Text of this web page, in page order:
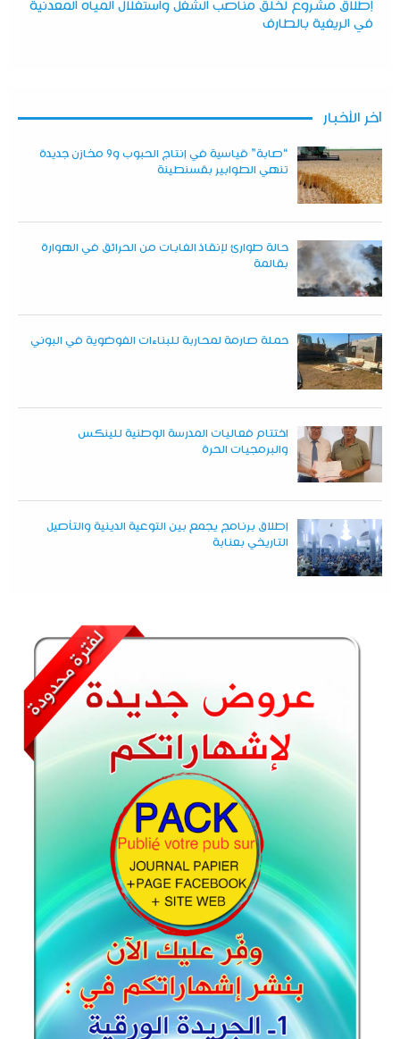
إطلاق مشروع لخلق مناصب الشغل واستغلال المياه المعدنية
في الريغية بالطارف
آخر الأخبار
“صابة” قياسية في إنتاج الحبوب و9 مخازن جديدة
تنهي الطوابير بقسنطينة
حالة طوارئ لإنقاذ الغابات من الحرائق في الهوارة
بقالمة
حملة صارمة لمحاربة للبناءات الفوضوية في البوني
اختتام فعاليات المدرسة الوطنية للينكس
والبرمجيات الحرة
إطلاق برنامج يجمع بين التوعية الدينية والتأصيل
التاريخي بعنابة